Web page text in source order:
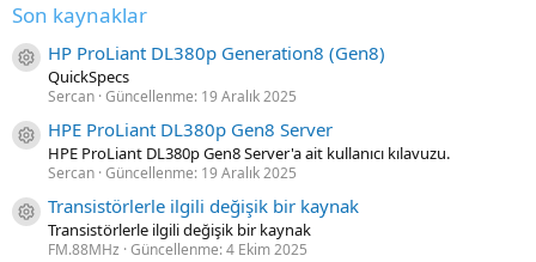
Son kaynaklar
Kaynak ikon/amblem
HP ProLiant DL380p Generation8 (Gen8)
QuickSpecs
Sercan Güncellenme: 19 Aralık 2025
Kaynak ikon/amblem
HPE ProLiant DL380p Gen8 Server
HPE ProLiant DL380p Gen8 Server'a ait kullanıcı kılavuzu.
Sercan Güncellenme: 19 Aralık 2025
Kaynak ikon/amblem
Transistörlerle ilgili değişik bir kaynak
Transistörlerle ilgili değişik bir kaynak
FM.88MHz Güncellenme:4 Ekim 2025